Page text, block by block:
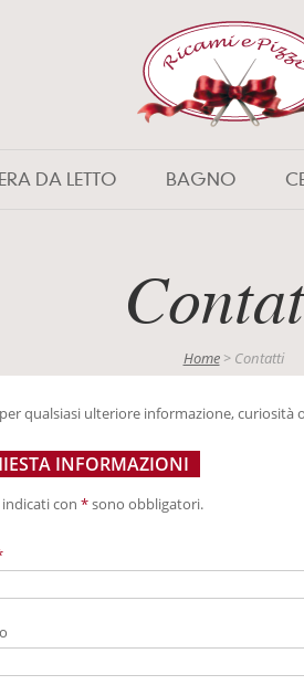
DA LETTO BAGNO
Home> Contatti
qualsiasi ulteriore informazione, curiosità
INFORMAZIONI
con *sono obbligatori.